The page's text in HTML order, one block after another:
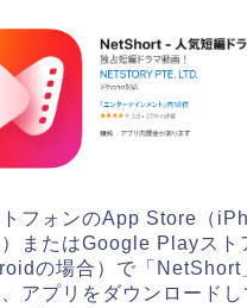
トフォンのApp Store（
またはGoogle Playスト
の場合）で「NetShort
アプリをダウンロードし